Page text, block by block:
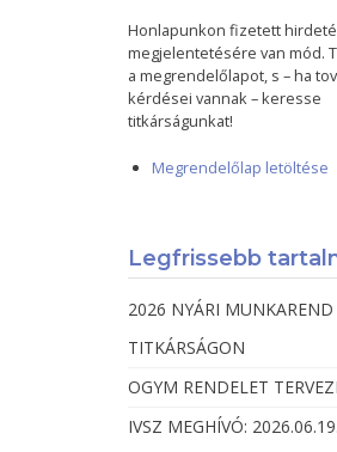
Honlapunkon fizetett
megjelentetésére van mód.
a megrendelőlapot, s – ha
kérdései vannak – keresse
titkárságunkat!
Megrendelőlap letöltése
Legfrissebb
2026 NYÁRI MUNKAREND
TITKÁRSÁGON
OGYM RENDELET
IVSZ MEGHÍVÓ: 2026.06.19.